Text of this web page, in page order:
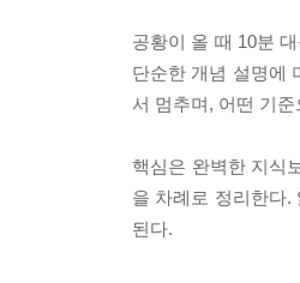
공황이 올 때 10분
단순한 개념 설명에
서 멈추며, 어떤 기
핵심은 완벽한 지식
을 차례로 정리한다.
된다.